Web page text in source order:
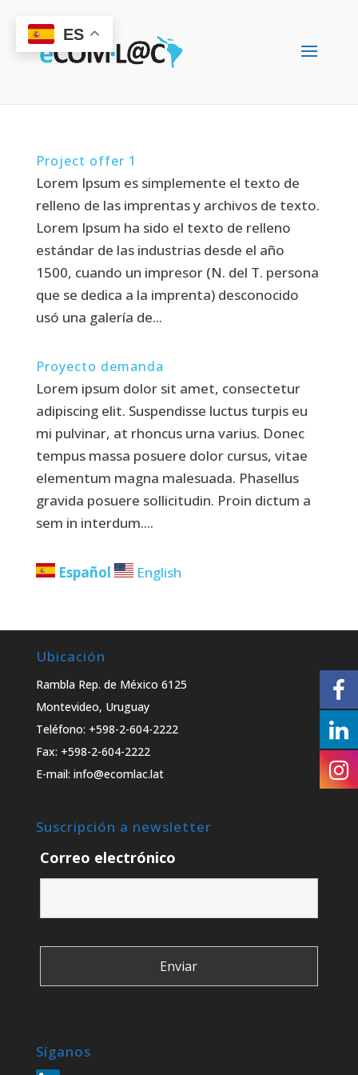
Project offer 1
Lorem Ipsum es simplemente el texto de
relleno de las imprentas y archivos de texto.
Lorem Ipsum ha sido el texto de relleno
estándar de las industrias desde el año
1500, cuando un impresor (N. del T. persona
que se dedica a la imprenta) desconocido
usó una galería de...
Proyecto demanda
Lorem ipsum dolor sit amet, consectetur
adipiscing elit. Suspendisse luctus turpis eu
mi pulvinar, at rhoncus urna varius. Donec
tempus massa posuere dolor cursus, vitae
elementum magna malesuada. Phasellus
gravida posuere sollicitudin. Proin dictum a
sem in interdum....
Español English
Ubicación
Rambla Rep. de México 6125
Montevideo, Uruguay
Teléfono: +598-2-604-2222
Fax: +598-2-604-2222
E-mail: info@ecomlac.lat
Suscripción a newsletter
Correo electrónico
Síganos
ES